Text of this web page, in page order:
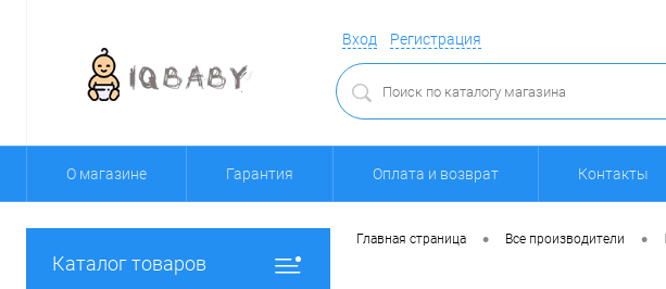
Вход Регистрация
О магазине Гарантия Оплата и возврат Контакты
Каталог товаров
Главная страница • Все производители •